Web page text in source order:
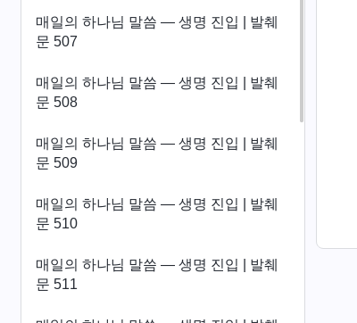
매일의 하나님 말씀 ― 생명 진입 | 발췌
문 507
매일의 하나님 말씀 ― 생명 진입 | 발췌
문 508
매일의 하나님 말씀 ― 생명 진입 | 발췌
문 509
매일의 하나님 말씀 ― 생명 진입 | 발췌
문 510
매일의 하나님 말씀 ― 생명 진입 | 발췌
문 511